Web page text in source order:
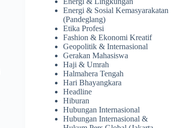
Energi & Sosial Kemasyarakatan
(Pandeglang)
Etika Profesi
Fashion & Ekonomi Kreatif
Geopolitik & Internasional
Gerakan Mahasiswa
Haji & Umrah
Halmahera Tengah
Hari Bhayangkara
Headline
Hiburan
Hubungan Internasional
Hubungan Internasional &